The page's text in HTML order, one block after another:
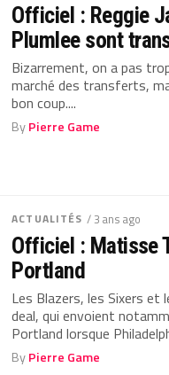
Officiel : Reggie
Plumlee sont
Bizarrement, on a pas
marché des transferts,
bon coup....
ByPierre Game
ACTUALITÉS / 3 ans ago
Officiel : Matisse
Portland
Les Blazers, les Sixers et
deal, qui envoient
Portland lorsque
ByPierre Game